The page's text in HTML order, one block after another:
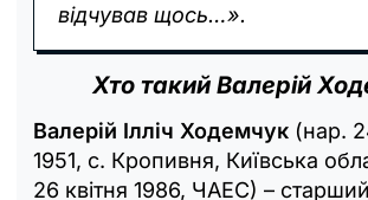
відчував щось…».
Хто такий Валерій
Валерій Ілліч Ходемчук (нар.
1951, с. Кропивня, Київська
26 квітня 1986, ЧАЕС) –